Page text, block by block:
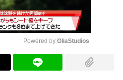
Powered by GliaStudios